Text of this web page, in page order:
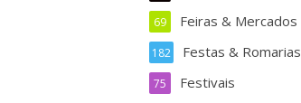
Feiras & Mercados
69
Festas & Romarias
182
Festivais
75